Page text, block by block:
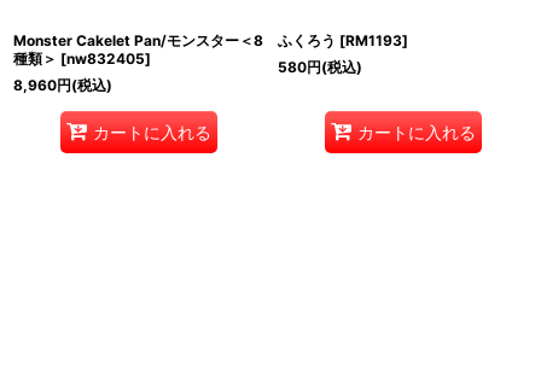
Monster Cakelet Pan/モンスター＜8
種類＞ [nw832405]
8,960円(税込)
カートに入れる
ふくろう [RM1193]
580円(税込)
カートに入れる